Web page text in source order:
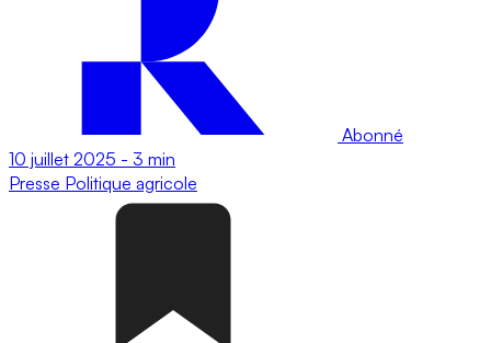
Abonné
10 juillet 2025 - 3 min
Presse Politique agricole